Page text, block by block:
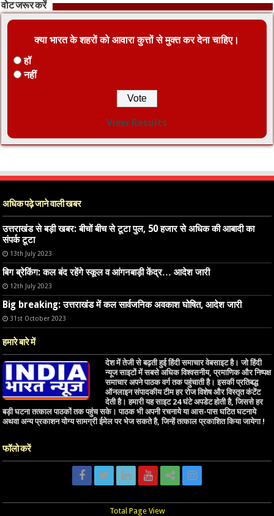
वोट जरूर करें
क्या भारत के शहरों को आवारा कुत्तों से मुक्त कर देना चाहिए।
हॉ
नहीं
View Results
अधिक पढ़े जाने वाली खबर
उत्तराखंड से बड़ी खबर: बीचों बीच से टूटा पुल, 50 हजार से अधिक की आबादी का
संपर्क टूटा
13th July 2023
बिग ब्रेकिंग: कल बंद रहेंगे स्कूल व आंगनबाड़ी केंद्र… आदेश जारी
12th July 2023
Big breaking: उत्तराखंड में कल सार्वजनिक अवकाश घोषित, आदेश जारी
31st October 2023
हमारे बारे में
देश में तेजी से बढ़ती हुई हिंदी समाचार वेबसाइट है। जो हिंदी
न्यूज साइटों में सबसे अधिक विश्वसनीय, प्रमाणिक और निष्पक्ष
समाचार अपने पाठक वर्ग तक पहुंचाती है। इसकी प्रतिबद्ध
ऑनलाइन संपादकीय टीम हर रोज विशेष और विस्तृत कंटेंट
देती है। हमारी यह साइट 24 घंटे अपडेट होती है, जिससे हर
बड़ी घटना तत्काल पाठकों तक पहुंच सके। पाठक भी अपनी रचनाये या आस-पास घटित घटनाये
अथवा अन्य प्रकाशन योग्य सामग्री ईमेल पर भेज सकते है, जिन्हें तत्काल प्रकाशित किया जायेगा !
फॉलो करें
Total Page View